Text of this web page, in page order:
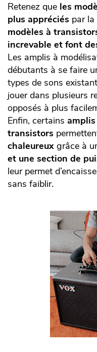
Retenez que les
plus appréciés par la
modèles à
increvable et font
Les amplis à
débutants à se faire
types de sons
jouer dans plusieurs
opposés à plus
Enfin, certains
transistors
chaleureux grâce à
et une section de
leur permet
sans faiblir.